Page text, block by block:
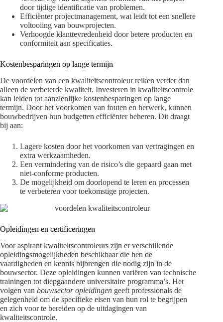
door tijdige identificatie van problemen.
Efficiënter projectmanagement, wat leidt tot een snellere
voltooiing van bouwprojecten.
Verhoogde klanttevredenheid door betere producten en
conformiteit aan specificaties.
Kostenbesparingen op lange termijn
De voordelen van een kwaliteitscontroleur reiken verder dan
alleen de verbeterde kwaliteit. Investeren in kwaliteitscontrole
kan leiden tot aanzienlijke kostenbesparingen op lange
termijn. Door het voorkomen van fouten en herwerk, kunnen
bouwbedrijven hun budgetten efficiënter beheren. Dit draagt
bij aan:
Lagere kosten door het voorkomen van vertragingen en
extra werkzaamheden.
Een vermindering van de risico’s die gepaard gaan met
niet-conforme producten.
De mogelijkheid om doorlopend te leren en processen
te verbeteren voor toekomstige projecten.
Opleidingen en certificeringen
Voor aspirant kwaliteitscontroleurs zijn er verschillende
opleidingsmogelijkheden beschikbaar die hen de
vaardigheden en kennis bijbrengen die nodig zijn in de
bouwsector. Deze opleidingen kunnen variëren van technische
trainingen tot diepgaandere universitaire programma’s. Het
volgen van bouwsector opleidingen geeft professionals de
gelegenheid om de specifieke eisen van hun rol te begrijpen
en zich voor te bereiden op de uitdagingen van
kwaliteitscontrole.